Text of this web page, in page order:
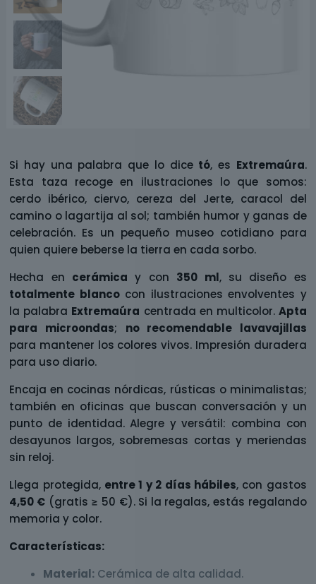
Si hay una palabra que lo dice tó, es Extremaúra.
Esta taza recoge en ilustraciones lo que somos:
cerdo ibérico, ciervo, cereza del Jerte, caracol del
camino o lagartija al sol; también humor y ganas de
celebración. Es un pequeño museo cotidiano para
quien quiere beberse la tierra en cada sorbo.
Hecha en cerámica y con 350 ml, su diseño es
totalmente blancocon ilustraciones envolventes y
la palabra Extremaúra centrada en multicolor. Apta
para microondas; no recomendable lavavajillas
para mantener los colores vivos. Impresión duradera
para uso diario.
Encaja en cocinas nórdicas, rústicas o minimalistas;
también en oficinas que buscan conversación y un
punto de identidad. Alegre y versátil: combina con
desayunos largos, sobremesas cortas y meriendas
sin reloj.
Llega protegida, entre 1 y 2 días hábiles, con gastos
4,50 €(gratis ≥ 50 €). Si la regalas, estás regalando
memoria y color.
Características:
Material: Cerámica de alta calidad.